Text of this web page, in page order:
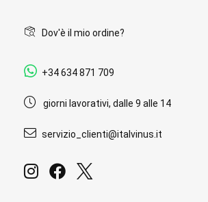
Dov'è il mio ordine?
+34 634 871 709
giorni lavorativi, dalle 9 alle 14
servizio_clienti@italvinus.it